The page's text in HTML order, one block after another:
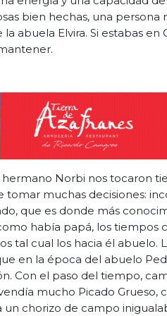
bien hechas, una
abuela Elvira. Si estabas en
Norbi nos tocaron
tomar muchas decisiones:
que es donde más
había papá, los tiempos
tal cual los hacia él abuelo.
en la época del abuelo
Con el paso del tiempo,
mucho Picado Grueso,
chorizo de campo